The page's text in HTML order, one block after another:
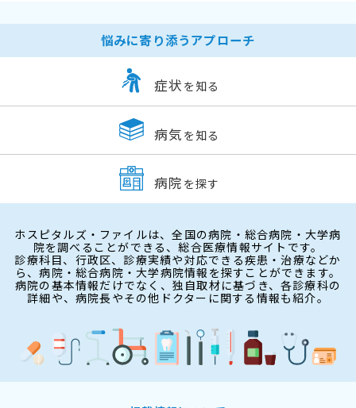
悩みに寄り添うアプローチ
症状 を知る
病気 を知る
病院 を探す
ホスピタルズ・ファイルは、全国の病院・総合病院・大学病
院を調べることができる、総合医療情報サイトです。
診療科目、行政区、診療実績や対応できる疾患・治療などか
ら、病院・総合病院・大学病院情報を探すことができます。
病院の基本情報だけでなく、独自取材に基づき、各診療科の
詳細や、病院長やその他ドクターに関する情報も紹介。